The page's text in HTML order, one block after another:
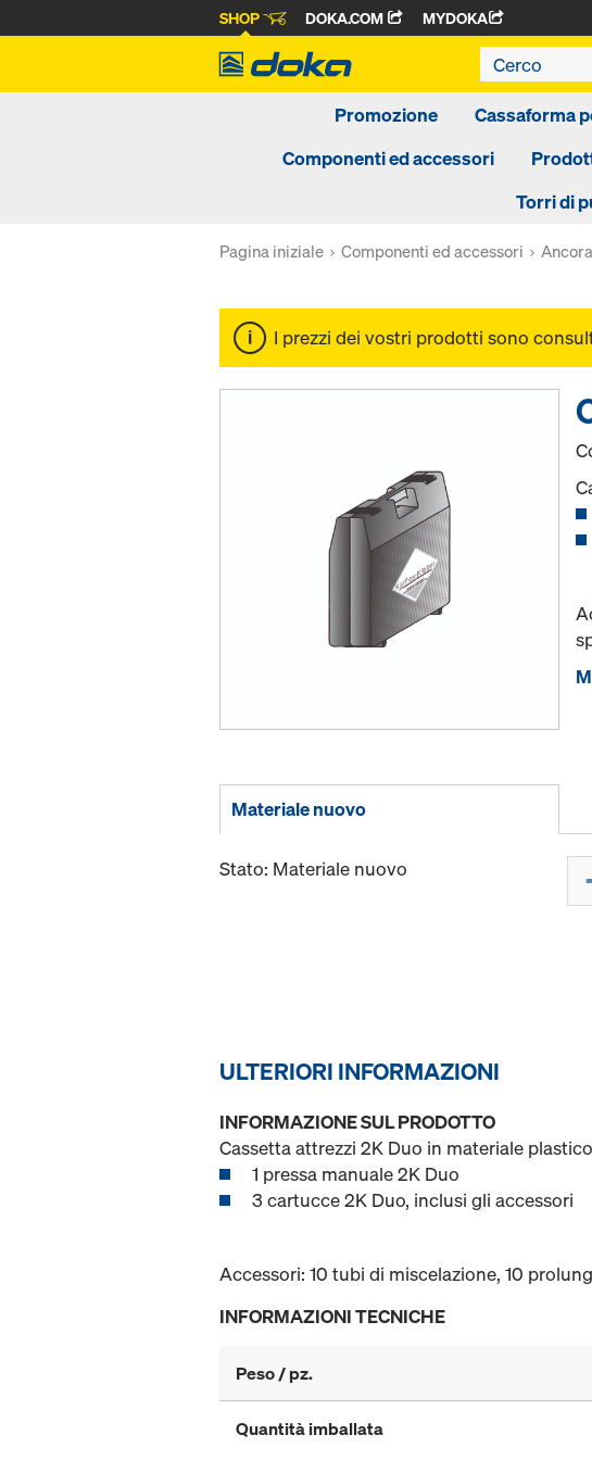
SHOP DOKA.COM MYDOKA
Promozione Cassaforma
Componenti ed accessori
Torri di
Pagina iniziale Componenti ed accessori
I prezzi dei vostri prodotti sono
Materiale nuovo
Stato: Materiale nuovo
ULTERIORI INFORMAZIONI
INFORMAZIONE SUL PRODOTTO
Cassetta attrezzi 2K Duo in materiale
1 pressa manuale 2K Duo
3 cartucce 2K Duo, inclusi gli accessori
Accessori: 10 tubi di miscelazione, 10
INFORMAZIONI TECNICHE
Peso / pz.
Quantità imballata